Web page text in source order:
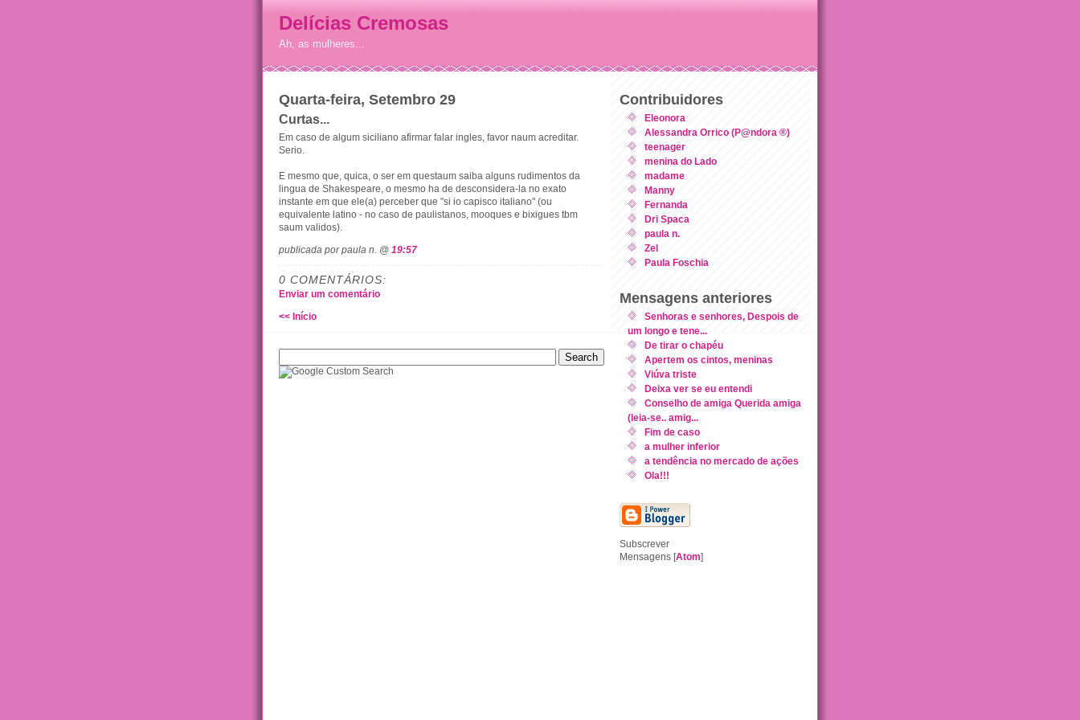
Delícias Cremosas
Ah, as mulheres...
Quarta-feira, Setembro 29
Curtas...
Em caso de algum siciliano afirmar falar ingles, favor naum acreditar.
Serio.
E mesmo que, quica, o ser em questaum saiba alguns rudimentos da
lingua de Shakespeare, o mesmo ha de desconsidera-la no exato
instante em que ele(a) perceber que "si io capisco italiano" (ou
equivalente latino - no caso de paulistanos, mooques e bixigues tbm
saum validos).
publicada por paula n. @ 19:57
0 COMENTÁRIOS:
Enviar um comentário
<< Início
Contribuidores
Eleonora
Alessandra Orrico (P@ndora ®)
teenager
menina do Lado
madame
Manny
Fernanda
Dri Spaca
paula n.
Zel
Paula Foschia
Mensagens anteriores
Senhoras e senhores, Despois de
um longo e tene...
De tirar o chapéu
Apertem os cintos, meninas
Viúva triste
Deixa ver se eu entendi
Conselho de amiga Querida amiga
(leia-se.. amig...
Fim de caso
a mulher inferior
a tendência no mercado de ações
Ola!!!
Subscrever
Mensagens [Atom]